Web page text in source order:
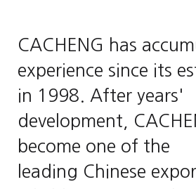
CACHENG has
experience since its
in 1998. After years'
development,
become one of the
leading Chinese